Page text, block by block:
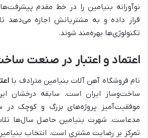
نوآورانه بنیامین را در خط مقدم
قرار داده و به مشتریانش اجازه می‌دهد
تکنولوژی‌ها بهره‌مند شوند.
اعتماد و اعتبار در صنعت
نام فروشگاه آهن آلات بنیامین مترادف با
ساخت‌وساز ایران است. سابقه درخشان
موفقیت‌آمیز پروژه‌های بزرگ و کوچک در
مدعاست. شهرت بنیامین حاصل سال‌ها
تمرکز بر رضایت مشتری است. انتخاب